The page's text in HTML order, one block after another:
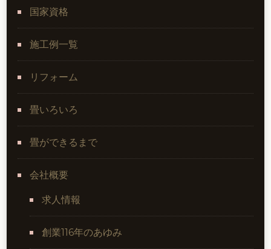
国家資格
施工例一覧
リフォーム
畳いろいろ
畳ができるまで
会社概要
求人情報
創業116年のあゆみ